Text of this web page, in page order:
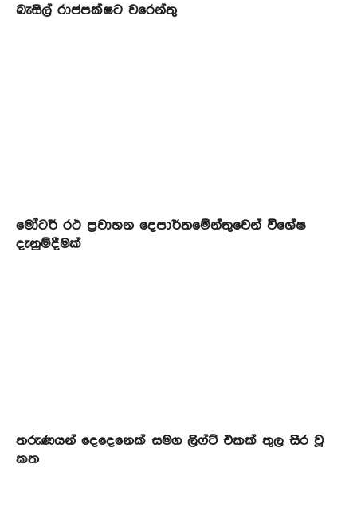
බැසිල් රාජපක්ෂට වරෙන්තු
මෝටර් රථ ප්‍රවාහන දෙපාර්තමේන්තුවෙන් විශේෂ
දැනුම්දීමක්
තරුණයන් දෙදෙනෙක් සමග ලිෆ්ට් එකක් තුල සිර වූ
කත